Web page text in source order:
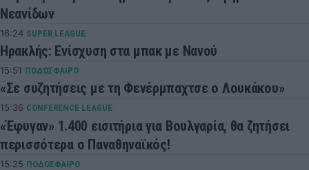
Νεανίδων
16:24 SUPER LEAGUE
Ηρακλής: Ενίσχυση στα μπακ με Νανού
15:51 ΠΟΔΟΣΦΑΙΡΟ
«Σε συζητήσεις με τη Φενέρμπαχτσε ο Λουκάκου»
15:36 CONFERENCE LEAGUE
«Έφυγαν» 1.400 εισιτήρια για Βουλγαρία, θα ζητήσει
περισσότερα ο Παναθηναϊκός!
15:25 ΠΟΔΟΣΦΑΙΡΟ